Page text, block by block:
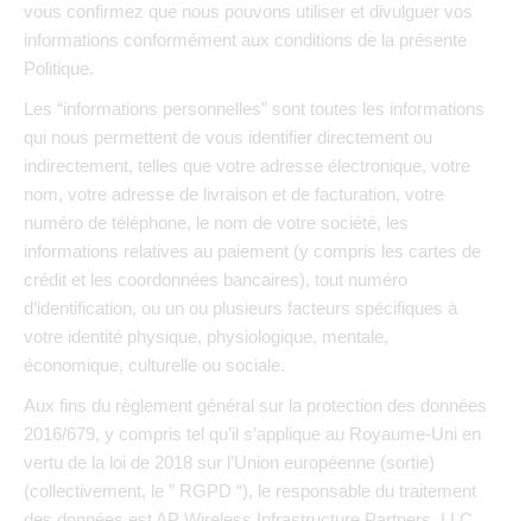
vous confirmez que nous pouvons utiliser et divulguer vos
informations conformément aux conditions de la présente
Politique.
Les “informations personnelles” sont toutes les informations
qui nous permettent de vous identifier directement ou
indirectement, telles que votre adresse électronique, votre
nom, votre adresse de livraison et de facturation, votre
numéro de téléphone, le nom de votre société, les
informations relatives au paiement (y compris les cartes de
crédit et les coordonnées bancaires), tout numéro
d’identification, ou un ou plusieurs facteurs spécifiques à
votre identité physique, physiologique, mentale,
économique, culturelle ou sociale.
Aux fins du règlement général sur la protection des données
2016/679, y compris tel qu’il s’applique au Royaume-Uni en
vertu de la loi de 2018 sur l’Union européenne (sortie)
(collectivement, le ” RGPD “), le responsable du traitement